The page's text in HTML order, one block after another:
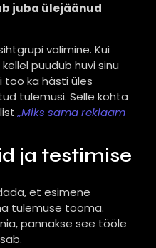
juba ülejäänud
valimine. Kui
puudub huvi sinu
ka hästi üles
tulemusi. Selle kohta
„Miks sama reklaam
ja testimise
et esimene
tulemuse tooma.
pannakse see tööle